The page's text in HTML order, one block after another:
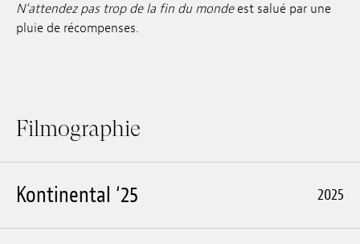
N’attendez pas trop de la fin du mondeest salué par une
pluie de récompenses.
Filmographie
Kontinental ‘25 2025